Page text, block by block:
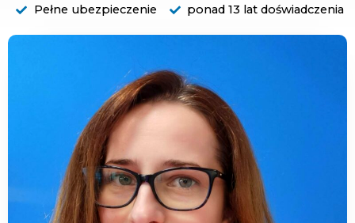
Pełne ubezpieczenie
ponad 13 lat doświadczenia